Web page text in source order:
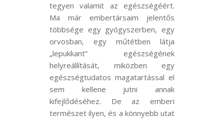
tegyen valamit az egészségéért.
Ma már embertársaim jelentős
többsége egy gyógyszerben, egy
orvosban, egy műtétben látja
„lepukkant” egészségének
helyreállítását, miközben egy
egészségtudatos magatartással el
sem kellene jutni annak
kifejlődéséhez. De az emberi
természet ilyen, és a könnyebb utat